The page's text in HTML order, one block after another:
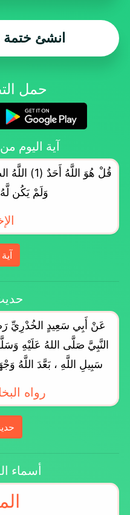
انشئ
حمل
آية اليوم
وَلَمْ يَكُن لَّهُ
عَنْ أَبِي سَعِيدٍ الخُدْرِيِّ
النَّبِيَّ صَلَّى اللهُ عَلَيْهِ
سَبِيلِ اللَّهِ ، بَعَّدَ اللَّهُ
رواه
أسماء